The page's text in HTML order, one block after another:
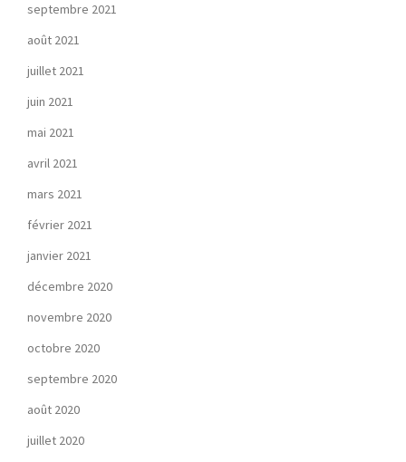
septembre 2021
août 2021
juillet 2021
juin 2021
mai 2021
avril 2021
mars 2021
février 2021
janvier 2021
décembre 2020
novembre 2020
octobre 2020
septembre 2020
août 2020
juillet 2020